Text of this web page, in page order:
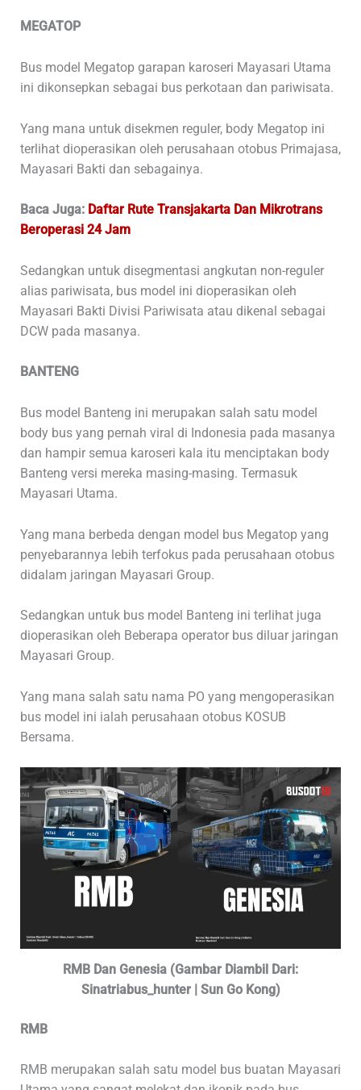
MEGATOP
Bus model Megatop garapan karoseri Mayasari Utama
ini dikonsepkan sebagai bus perkotaan dan pariwisata.
Yang mana untuk disekmen reguler, body Megatop ini
terlihat dioperasikan oleh perusahaan otobus Primajasa,
Mayasari Bakti dan sebagainya.
Baca Juga: Daftar Rute Transjakarta Dan Mikrotrans
Beroperasi 24 Jam
Sedangkan untuk disegmentasi angkutan non-reguler
alias pariwisata, bus model ini dioperasikan oleh
Mayasari Bakti Divisi Pariwisata atau dikenal sebagai
DCW pada masanya.
BANTENG
Bus model Banteng ini merupakan salah satu model
body bus yang pernah viral di Indonesia pada masanya
dan hampir semua karoseri kala itu menciptakan body
Banteng versi mereka masing-masing. Termasuk
Mayasari Utama.
Yang mana berbeda dengan model bus Megatop yang
penyebarannya lebih terfokus pada perusahaan otobus
didalam jaringan Mayasari Group.
Sedangkan untuk bus model Banteng ini terlihat juga
dioperasikan oleh Beberapa operator bus diluar jaringan
Mayasari Group.
Yang mana salah satu nama PO yang mengoperasikan
bus model ini ialah perusahaan otobus KOSUB
Bersama.
RMB Dan Genesia (Gambar Diambil Dari:
Sinatriabus_hunter | Sun Go Kong)
RMB
RMB merupakan salah satu model bus buatan Mayasari